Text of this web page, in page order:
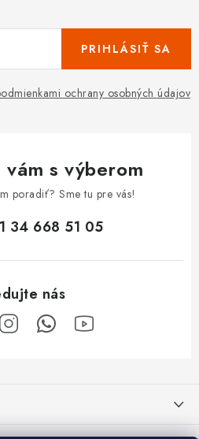
ochrany osobných údajov
PRIHLÁSIŤ SA
vám s výberom
poradiť? Sme tu pre vás!
34 668 51 05